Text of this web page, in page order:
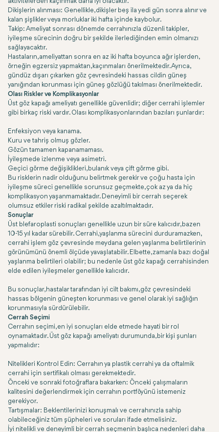
Dikişlerin alınması: Genellikle, dikişler beş ila yedi gün sonra alınır ve
kalan şişlikler veya morluklar iki hafta içinde kaybolur.
Takip: Ameliyat sonrası dönemde cerrahınızla düzenli takipler,
iyileşme sürecinin doğru bir şekilde ilerlediğinden emin olmanızı
sağlayacaktır.
Hastaların, ameliyattan sonra en az iki hafta boyunca ağır işlerden,
örneğin egzersiz yapmaktan, kaçınmaları önerilmektedir. Ayrıca,
gündüz dışarı çıkarken göz çevresindeki hassas cildin güneş
yanığından korunması için güneş gözlüğü takılması önerilmektedir.
Olası Riskler ve Komplikasyonlar
Üst göz kapağı ameliyatı genellikle güvenlidir; diğer cerrahi işlemler
gibi birkaç riski vardır. Olası komplikasyonlarından bazıları şunlardır:
Enfeksiyon veya kanama.
Kuru ve tahriş olmuş gözler.
Gözün tamamen kapanamaması.
İyileşmede izlenme veya asimetri.
Geçici görme değişiklikleri, bulanık veya çift görme gibi.
Bu risklerin nadir olduğunu belirtmek gerekir ve çoğu hasta için
iyileşme süreci genellikle sorunsuz geçmekte, çok az ya da hiç
komplikasyon yaşanmamaktadır. Deneyimli bir cerrah seçerek
olumsuz etkiler riski radikal şekilde azaltılmaktadır.
Sonuçlar
Üst blefaroplasti sonuçları genellikle uzun bir süre kalıcıdır, bazen
10-15 yıl kadar sürebilir. Cerrahi, yaşlanma sürecini durduramazken,
cerrahi işlem göz çevresinde meydana gelen yaşlanma belirtilerinin
görünümünü önemli ölçüde yavaşlatabilir. Elbette, zamanla bazı doğal
yaşlanma belirtileri olabilir; bu nedenle üst göz kapağı cerrahisinden
elde edilen iyileşmeler genellikle kalıcıdır.
Bu sonuçlar, hastalar tarafından iyi cilt bakımı, göz çevresindeki
hassas bölgenin güneşten korunması ve genel olarak iyi sağlığın
korunmasıyla sürdürülebilir.
Cerrah Seçimi
Cerrahın seçimi, en iyi sonuçları elde etmede hayati bir rol
oynamaktadır. Üst göz kapağı ameliyatı durumunda, bir kişi şunları
yapmalıdır:
Nitelikleri Kontrol Edin: Cerrahın ya plastik cerrahi ya da oftalmik
cerrahi için sertifikalı olması gerekmektedir.
Önceki ve sonraki fotoğraflara bakarken: Önceki çalışmaların
kalitesini değerlendirmek için cerrahın portföyünü istemeniz
gerekiyor.
Tartışmalar: Beklentilerinizi konuşmalı ve cerrahınızla sahip
olabileceğiniz tüm şüpheleri ve soruları ifade etmelisiniz.
İyi nitelikli ve deneyimli bir cerrah seçmenin başlıca nedenleri daha